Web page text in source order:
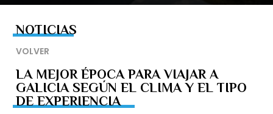
NOTICIAS
VOLVER
LA MEJOR ÉPOCA PARA VIAJAR A
GALICIA SEGÚN EL CLIMA Y EL TIPO
DE EXPERIENCIA